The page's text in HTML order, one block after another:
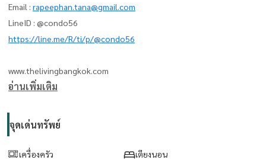
Email : rapeephan.tana@gmail.com
LineID : @condo56
https://line.me/R/ti/p/@condo56
www.thelivingbangkok.com
อ่านเพิ่มเติม
จุดเด่นทรัพย์
เครื่องครัว เตียงนอน